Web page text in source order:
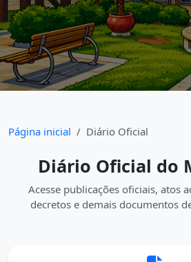
Página inicial Diário Oficial
Diário Oficial do
Acesse publicações oficiais, atos
decretos e demais documentos